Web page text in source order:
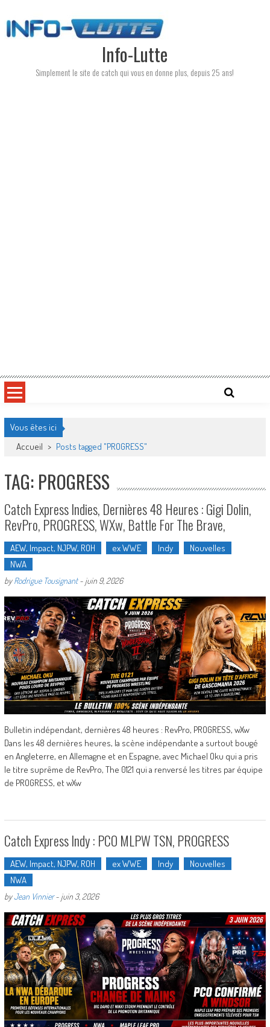
to
content
Info-Lutte
Simplement le site de catch qui vous en donne plus, depuis 25 ans!
Vous êtes ici
Accueil > Posts tagged "PROGRESS"
TAG: PROGRESS
Catch Express Indies, Dernières 48 Heures : Gigi Dolin,
RevPro, PROGRESS, WXw, Battle For The Brave,
AEW, Impact, NJPW, ROH ex WWE Indy
Nouvelles
NWA
byRodrigue Tousignant- juin 9, 2026
Bulletin indépendant, dernières 48 heures : RevPro, PROGRESS, wXw
Dans les 48 dernières heures, la scène indépendante a surtout bougé
en Angleterre, en Allemagne et en Espagne, avec Michael Oku qui a pris
le titre suprême de RevPro, The 0121 qui a renversé les titres par équipe
de PROGRESS, et wXw
Catch Express Indy : PCO MLPW TSN, PROGRESS
AEW, Impact, NJPW, ROH ex WWE Indy
Nouvelles
NWA
byJean Vinnier- juin 3, 2026